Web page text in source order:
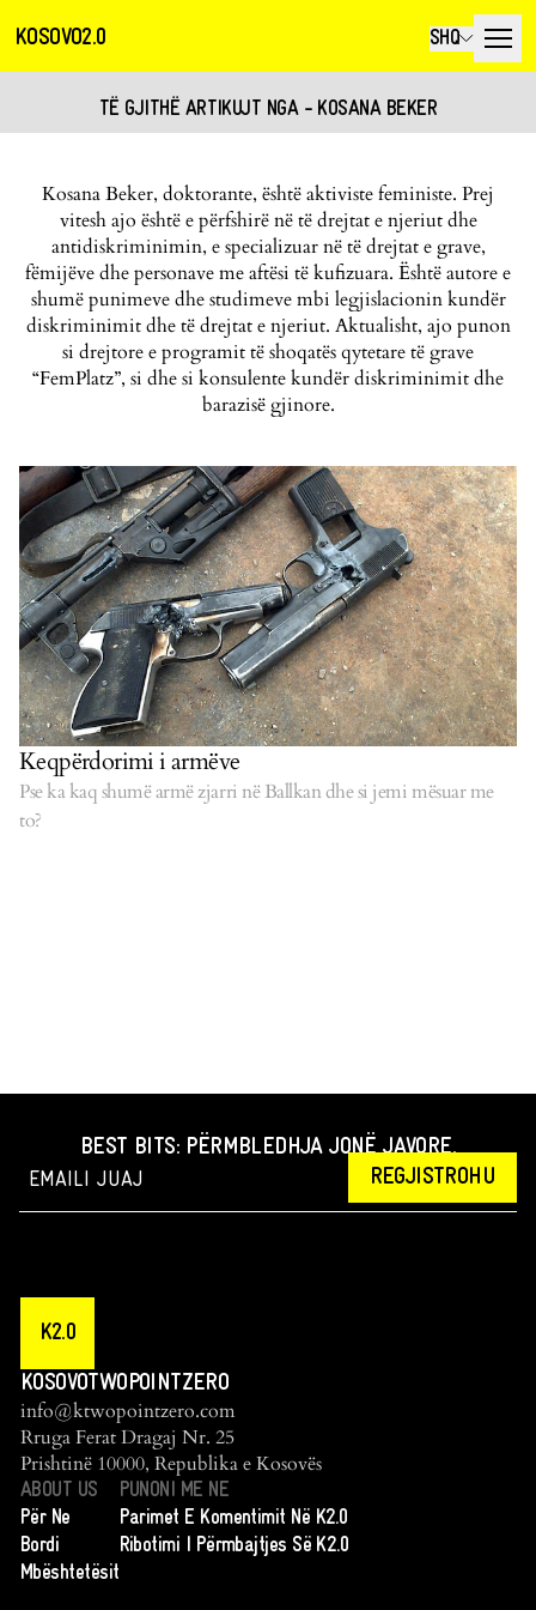
KOSOVO2.0 SHQ
TË GJITHË ARTIKUJT NGA - KOSANA BEKER
Kosana Beker, doktorante, është aktiviste feministe. Prej
vitesh ajo është e përfshirë në të drejtat e njeriut dhe
antidiskriminimin, e specializuar në të drejtat e grave,
fëmijëve dhe personave me aftësi të kufizuara. Është autore e
shumë punimeve dhe studimeve mbi legjislacionin kundër
diskriminimit dhe të drejtat e njeriut. Aktualisht, ajo punon
si drejtore e programit të shoqatës qytetare të grave
“FemPlatz”, si dhe si konsulente kundër diskriminimit dhe
barazisë gjinore.
Keqpërdorimi i armëve
Pse ka kaq shumë armë zjarri në Ballkan dhe si jemi mësuar me
to?
BEST BITS: PËRMBLEDHJA JONË JAVORE.
REGJISTROHU
K2.0
KOSOVOTWOPOINTZERO
info@ktwopointzero.com
Rruga Ferat Dragaj Nr. 25
Prishtinë 10000, Republika e Kosovës
ABOUT US
Për Ne
Bordi
Mbështetësit
PUNONI ME NE
Parimet E Komentimit Në K2.0
Ribotimi I Përmbajtjes Së K2.0